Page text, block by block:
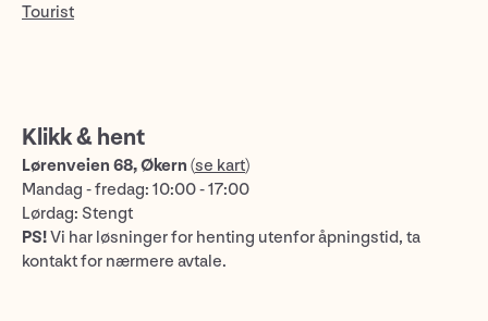
Tourist
Klikk & hent
Lørenveien 68, Økern (se kart)
Mandag - fredag: 10:00 - 17:00
Lørdag: Stengt
PS!Vi har løsninger for henting utenfor åpningstid, ta
kontakt for nærmere avtale.